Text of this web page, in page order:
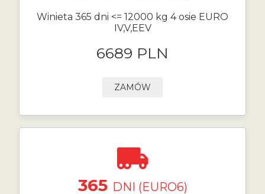
Winieta 365 dni <= 12000 kg 4 osie EURO
IV,V,EEV
6689 PLN
ZAMÓW
365 DNI (EURO6)